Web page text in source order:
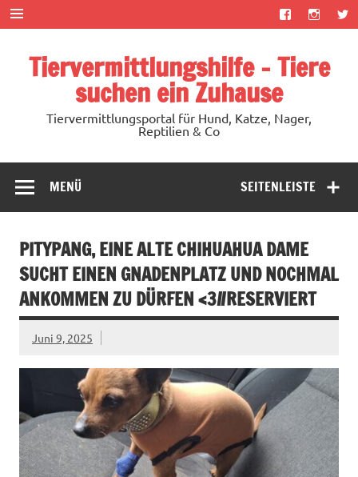
Zum
Inhalt
springen
Tiervermittlungshilfe – Tiere
suchen ein Zuhause
Tiervermittlungsportal für Hund, Katze, Nager,
Reptilien & Co
SEITENLEISTE
MENÜ
PITYPANG, EINE ALTE CHIHUAHUA DAME
SUCHT EINEN GNADENPLATZ UND NOCHMAL
ANKOMMEN ZU DÜRFEN <3//RESERVIERT
Juni 9, 2025